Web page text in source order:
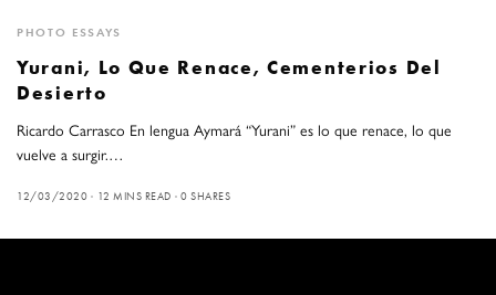
PHOTO ESSAYS
Yurani, Lo Que Renace, Cementerios Del
Desierto
Ricardo Carrasco En lengua Aymará “Yurani” es lo que renace, lo que
vuelve a surgir.…
12/03/2020 12 MINS READ 0 SHARES